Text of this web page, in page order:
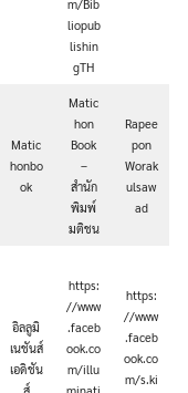
m/Bib
liopub
lishin
gTH
Matic
honbo
ok
Matic
hon
Book
–
สำนัก
พิมพ์
มติชน
Rapee
pon
Worak
ulsaw
ad
อิลลูมิ
เนชันส์
เอดิชัน
https:
//www
.faceb
ook.co
m/illu
https:
//www
.faceb
ook.co
m/s.ki